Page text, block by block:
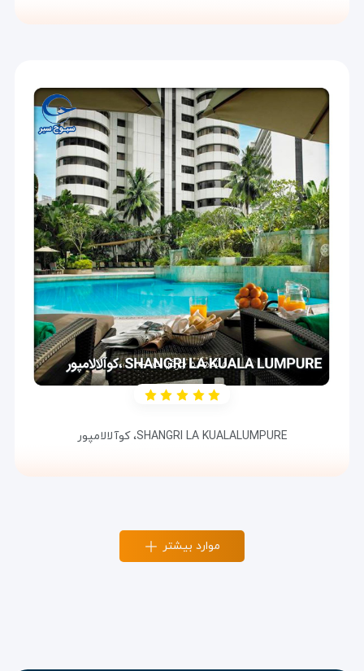
مشاهده جزئیات
SHANGRI LA KUALALUMPURE، کوآلالامپور
موارد بیشتر